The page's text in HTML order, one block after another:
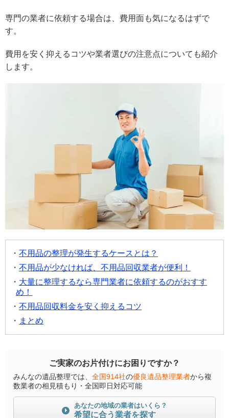
専門の業者に依頼する場合は、費用面も気になるはずで
す。
費用を安く抑えるコツや業者選びの注意点についても紹介
します。
不用品の整理が発生するケースとは？
不用品が少なければ、不用品回収業者が便利！
大量に整理するなら専門業者に依頼するのがおすす
め！
不用品回収料金を安く抑えるコツ
まとめ
ご実家のお片付けにお困りですか？
みんなの遺品整理では、 全国914社の優良遺品整理業者から複
数業者の相見積もり・全国即日対応可能
あなたの地域の業者はいくら？
希望に合う業者を探す